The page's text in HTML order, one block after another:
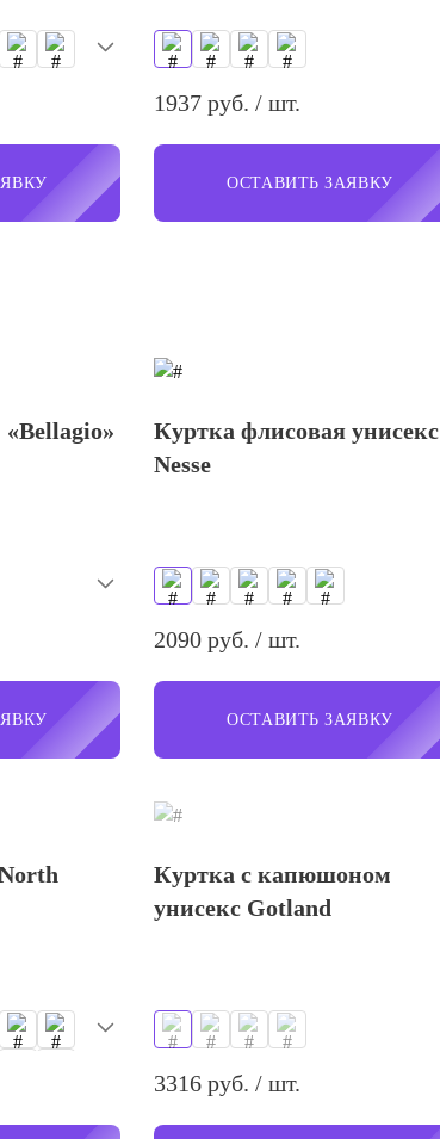
1937 руб. / шт.
ОСТАВИТЬ ЗАЯВКУ
Куртка флисовая унисекс
Nesse
2090 руб. / шт.
ОСТАВИТЬ ЗАЯВКУ
Куртка с капюшоном
унисекс Gotland
3316 руб. / шт.